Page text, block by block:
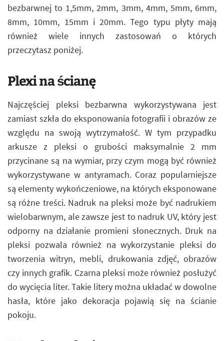
bezbarwnej to 1,5mm, 2mm, 3mm, 4mm, 5mm, 6mm,
8mm, 10mm, 15mm i 20mm. Tego typu płyty mają
również wiele innych zastosowań o których
przeczytasz poniżej.
Plexi na ścianę
Najczęściej pleksi bezbarwna wykorzystywana jest
zamiast szkła do eksponowania fotografii i obrazów ze
względu na swoją wytrzymałość. W tym przypadku
arkusze z pleksi o grubości maksymalnie 2 mm
przycinane są na wymiar, przy czym mogą być również
wykorzystywane w antyramach. Coraz popularniejsze
są elementy wykończeniowe, na których eksponowane
są różne treści. Nadruk na pleksi może być nadrukiem
wielobarwnym, ale zawsze jest to nadruk UV, który jest
odporny na działanie promieni słonecznych. Druk na
pleksi pozwala również na wykorzystanie pleksi do
tworzenia witryn, mebli, drukowania zdjęć, obrazów
czy innych grafik. Czarna pleksi może również posłużyć
do wycięcia liter. Takie litery można układać w dowolne
hasła, które jako dekoracja pojawią się na ścianie
pokoju.